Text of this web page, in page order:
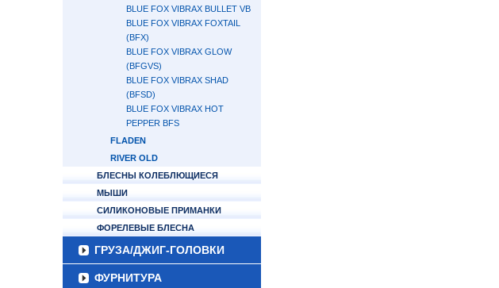
BLUE FOX VIBRAX BULLET VB
BLUE FOX VIBRAX FOXTAIL
(BFX)
BLUE FOX VIBRAX GLOW
(BFGVS)
BLUE FOX VIBRAX SHAD
(BFSD)
BLUE FOX VIBRAX HOT
PEPPER BFS
FLADEN
RIVER OLD
БЛЕСНЫ КОЛЕБЛЮЩИЕСЯ
МЫШИ
СИЛИКОНОВЫЕ ПРИМАНКИ
ФОРЕЛЕВЫЕ БЛЕСНА
ГРУЗА/ДЖИГ-ГОЛОВКИ
ФУРНИТУРА